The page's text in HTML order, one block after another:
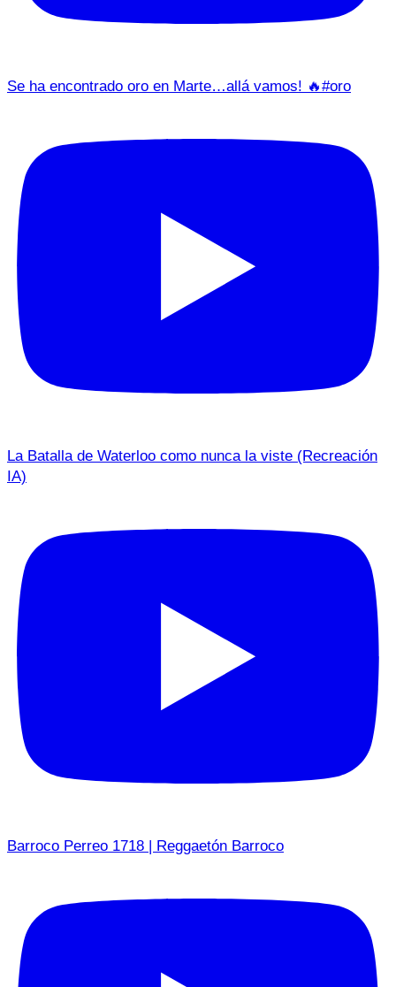
Se ha encontrado oro en Marte…allá vamos! 🔥#oro
La Batalla de Waterloo como nunca la viste (Recreación
IA)
Barroco Perreo 1718 | Reggaetón Barroco